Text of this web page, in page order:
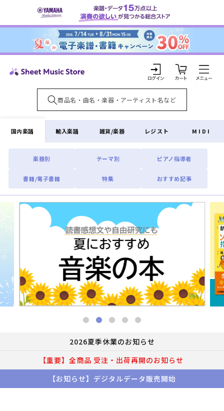
ンツに
ロ
グ
イ
ン
カ
ー
ト
国内楽譜
楽器別 テーマ別 ピアノ指導者
書籍/電子書籍 特集 おすすめ記事
輸入楽譜 雑貨/楽器 レジスト MIDI
2026夏季休業のお知らせ
【重要】全商品 受注・出荷再開のお知らせ
【お知らせ】デジタルデータ販売開始